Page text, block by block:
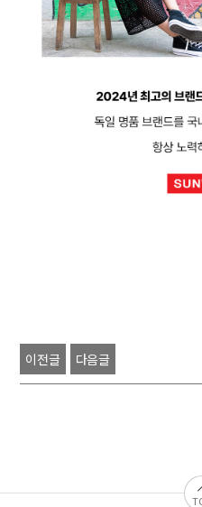
이전글 다음글